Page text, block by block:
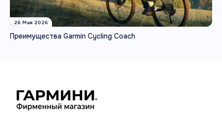
26 Мая 2026
Преимущества Garmin Cycling Coach